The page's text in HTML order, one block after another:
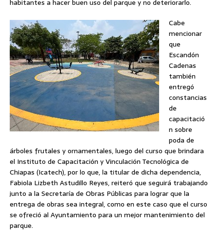
habitantes a hacer buen uso del parque y no deteriorarlo.
Cabe
mencionar
que
Escandón
Cadenas
también
entregó
constancias
de
capacitació
n sobre
poda de
árboles frutales y ornamentales, luego del curso que brindara
el Instituto de Capacitación y Vinculación Tecnológica de
Chiapas (Icatech), por lo que, la titular de dicha dependencia,
Fabiola Lizbeth Astudillo Reyes, reiteró que seguirá trabajando
junto a la Secretaría de Obras Públicas para lograr que la
entrega de obras sea integral, como en este caso que el curso
se ofreció al Ayuntamiento para un mejor mantenimiento del
parque.